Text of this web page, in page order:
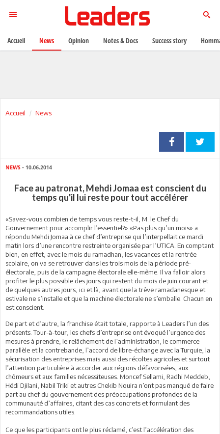
Accueil News
NEWS - 10.06.2014
Face au patronat, Mehdi Jomaa est conscient du
temps qu'il lui reste pour tout accélérer
«Savez-vous combien de temps vous reste-t-il, M. le Chef du
Gouvernement pour accomplir l’essentiel?» «Pas plus qu’un mois» a
répondu Mehdi Jomaa à ce chef d’entreprise qui l’interpellait ce mardi
matin lors d’une rencontre restreinte organisée par l’UTICA. En comptant
bien, en effet, avec le mois du ramadhan, les vacances et la rentrée
scolaire, on va se retrouver dans les trois mois de la période pré-
électorale, puis de la campagne électorale elle-même. Il va falloir alors
profiter le plus possible des jours qui restent du mois de juin courant et
de quelques autres jours, ici et là, avant que la trêve ramadanesque et
estivale ne s’installe et que la machine électorale ne s’emballe. Chacun en
est conscient.
De part et d’autre, la franchise était totale, rapporte à Leaders l’un des
présents. Tour-à-tour, les chefs d’entreprise ont évoqué l’urgence des
mesures à prendre, le relâchement de l’administration, le commerce
parallèle et la contrebande, l’accord de libre-échange avec la Turquie, la
sécurisation des entreprises mais aussi des récoltes agricoles et surtout
l’attention particulière à accorder aux régions défavorisées, aux
chômeurs et aux familles nécessiteuses. Moncef Sellami, Radhi Meddeb,
Hédi Djilani, Nabil Triki et autres Chekib Nouira n’ont pas manqué de faire
part au chef du gouvernement des préoccupations profondes de la
communauté d’affaires, citant des cas concrets et formulant des
recommandations utiles.
Ce que les participants ont le plus réclamé, c’est l’accélération des
Accueil News Opinion Notes & Docs Success story